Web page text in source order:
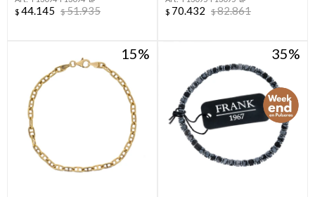
$ 44.145 $51.935 $ 70.432 $82.861
15 35